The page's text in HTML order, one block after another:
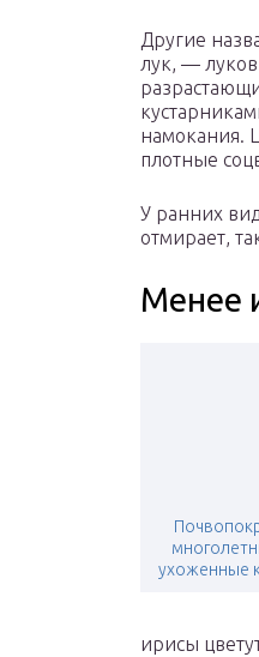
Другие
лук, —
намокания.
плотные
У ранних
отмирает,
Менее
ухоженные
ирисы